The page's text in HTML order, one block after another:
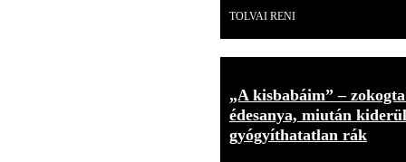
TOLVAI RENI
„A kisbabáim” –
édesanya, miután
gyógyíthatatlan rák